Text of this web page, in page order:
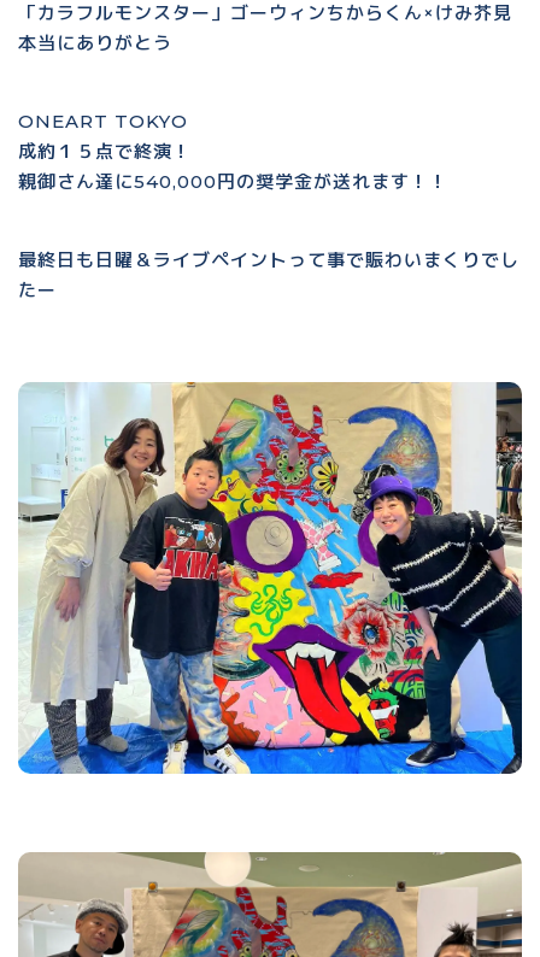
「カラフルモンスター」ゴーウィンちからくん×けみ芥見
本当にありがとう
ONEART TOKYO
成約１５点で終演！
親御さん達に540,000円の奨学金が送れます！！
最終日も日曜＆ライブペイントって事で賑わいまくりでし
たー